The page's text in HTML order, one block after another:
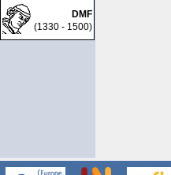
DMF
(1330 - 1500)